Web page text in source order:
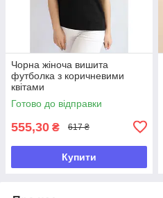
Чорна жіноча вишита
футболка з коричневими
квітами
Готово до відправки
555,30 ₴ 617 ₴
Купити